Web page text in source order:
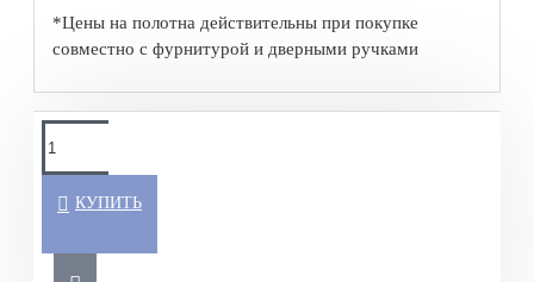
*Цены на полотна действительны при покупке
совместно с фурнитурой и дверными ручками
КУПИТЬ